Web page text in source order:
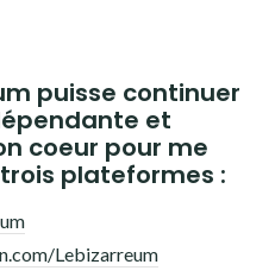
puisse continuer
et
coeur pour me
plateformes :
Lebizarreum